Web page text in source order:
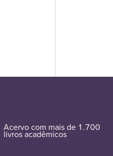
Acervo com mais de 1.700
livros acadêmicos